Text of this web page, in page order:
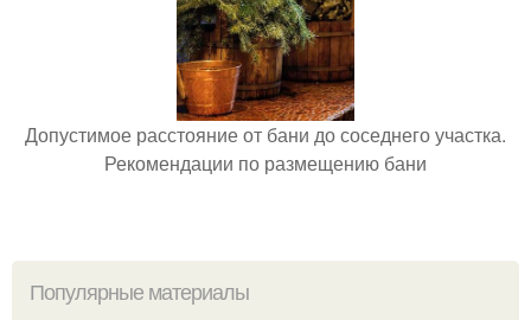
Допустимое расстояние от бани до соседнего участка.
Рекомендации по размещению бани
Популярные материалы